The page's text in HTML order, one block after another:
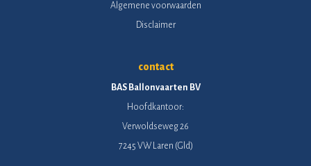
Algemene voorwaarden
Disclaimer
contact
BAS Ballonvaarten BV
Hoofdkantoor:
Verwoldseweg 26
7245 VW Laren (Gld)